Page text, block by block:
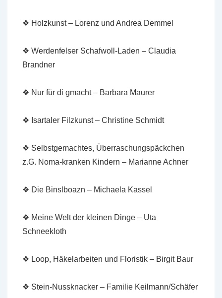
❖ Holzkunst – Lorenz und Andrea Demmel
❖ Werdenfelser Schafwoll-Laden – Claudia
Brandner
❖ Nur für di gmacht – Barbara Maurer
❖ Isartaler Filzkunst – Christine Schmidt
❖ Selbstgemachtes, Überraschungspäckchen
z.G. Noma-kranken Kindern – Marianne Achner
❖ Die Binslboazn – Michaela Kassel
❖ Meine Welt der kleinen Dinge – Uta
Schneekloth
❖ Loop, Häkelarbeiten und Floristik – Birgit Baur
❖ Stein-Nussknacker – Familie Keilmann/Schäfer